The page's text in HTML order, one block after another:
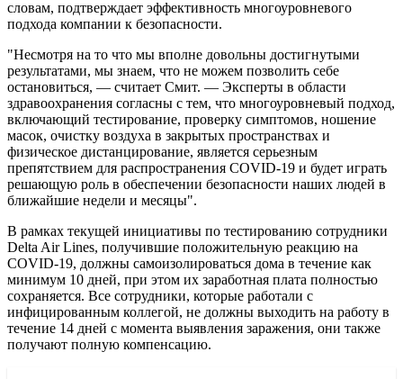
словам, подтверждает эффективность многоуровневого
подхода компании к безопасности.
"Несмотря на то что мы вполне довольны достигнутыми
результатами, мы знаем, что не можем позволить себе
остановиться, — считает Смит. — Эксперты в области
здравоохранения согласны с тем, что многоуровневый подход,
включающий тестирование, проверку симптомов, ношение
масок, очистку воздуха в закрытых пространствах и
физическое дистанцирование, является серьезным
препятствием для распространения COVID-19 и будет играть
решающую роль в обеспечении безопасности наших людей в
ближайшие недели и месяцы".
В рамках текущей инициативы по тестированию сотрудники
Delta Air Lines, получившие положительную реакцию на
COVID-19, должны самоизолироваться дома в течение как
минимум 10 дней, при этом их заработная плата полностью
сохраняется. Все сотрудники, которые работали с
инфицированным коллегой, не должны выходить на работу в
течение 14 дней с момента выявления заражения, они также
получают полную компенсацию.